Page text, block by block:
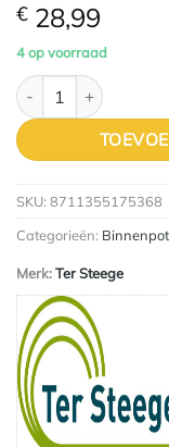
€ 28,99
4 op voorraad
Stand Ebo zwart
SKU: 8711355175368
Categorieën:
Merk:Ter Steege